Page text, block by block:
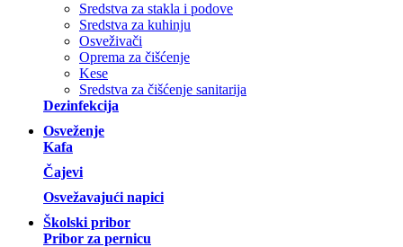
Sredstva za stakla i podove
Sredstva za kuhinju
Osveživači
Oprema za čišćenje
Kese
Sredstva za čišćenje sanitarija
Dezinfekcija
Osveženje
Kafa
Čajevi
Osvežavajući napici
Školski pribor
Pribor za pernicu